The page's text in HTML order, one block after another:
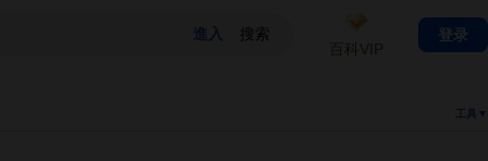
工具▼
百科VIP
登录